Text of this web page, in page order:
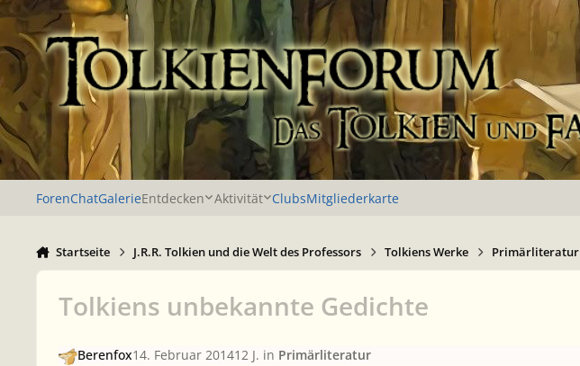
Zu Inhalt springen
ForenChatGalerieEntdecken Aktivität ClubsMitgliederkarte
Startseite J.R.R. Tolkien und die Welt des Professors Tolkiens Werke Primärliteratur
Tolkiens unbekannte Gedichte
Berenfox14. Februar 201412 J. in Primärliteratur